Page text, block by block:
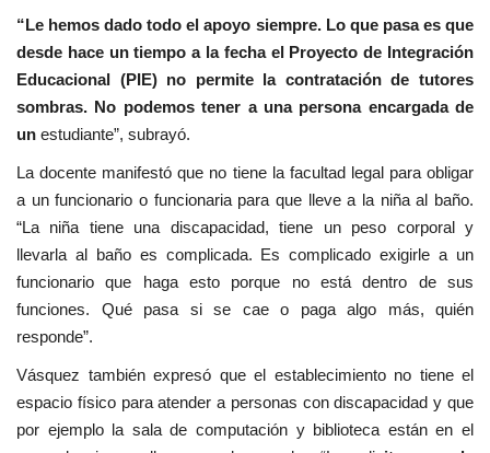
“Le hemos dado todo el apoyo siempre. Lo que pasa es que
desde hace un tiempo a la fecha el Proyecto de Integración
Educacional (PIE) no permite la contratación de tutores
sombras. No podemos tener a una persona encargada de
un estudiante”, subrayó.
La docente manifestó que no tiene la facultad legal para obligar
a un funcionario o funcionaria para que lleve a la niña al baño.
“La niña tiene una discapacidad, tiene un peso corporal y
llevarla al baño es complicada. Es complicado exigirle a un
funcionario que haga esto porque no está dentro de sus
funciones. Qué pasa si se cae o paga algo más, quién
responde”.
Vásquez también expresó que el establecimiento no tiene el
espacio físico para atender a personas con discapacidad y que
por ejemplo la sala de computación y biblioteca están en el